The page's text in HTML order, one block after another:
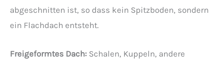
abgeschnitten ist, so dass kein Spitzboden, sondern
ein Flachdach entsteht.
Freigeformtes Dach: Schalen, Kuppeln, andere